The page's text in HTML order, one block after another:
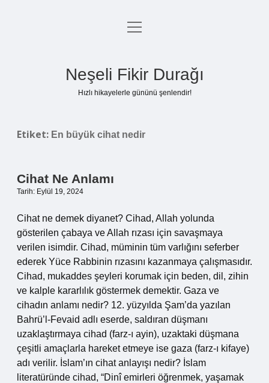
Anasayfa
menüyü
Neşeli Fikir Durağı
Hızlı hikayelerle gününü şenlendir!
Etiket: En büyük cihat nedir
Cihat Ne Anlamı
Tarih: Eylül 19, 2024
Cihat ne demek diyanet? Cihad, Allah yolunda
gösterilen çabaya ve Allah rızası için savaşmaya
verilen isimdir. Cihad, müminin tüm varlığını seferber
ederek Yüce Rabbinin rızasını kazanmaya çalışmasıdır.
Cihad, mukaddes şeyleri korumak için beden, dil, zihin
ve kalple kararlılık göstermek demektir. Gaza ve
cihadın anlamı nedir? 12. yüzyılda Şam’da yazılan
Bahrü’l-Fevaid adlı eserde, saldıran düşmanı
uzaklaştırmaya cihad (farz-ı ayin), uzaktaki düşmana
çeşitli amaçlarla hareket etmeye ise gaza (farz-ı kifaye)
adı verilir. İslam’ın cihat anlayışı nedir? İslam
literatüründe cihad, “Dinî emirleri öğrenmek, yaşamak